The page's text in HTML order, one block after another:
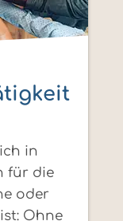
in
für die
oder
Ohne